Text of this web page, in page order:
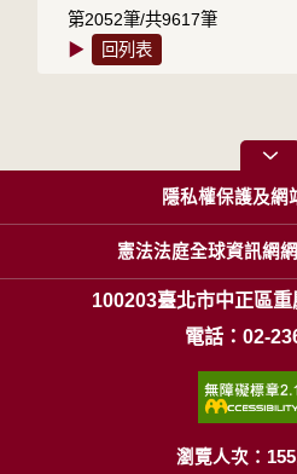
第2052筆/共9617筆
▶
回列表
隱私權保護及網
憲法法庭全球資訊網
100203臺北市中正區
電話：02-
瀏覽人次：